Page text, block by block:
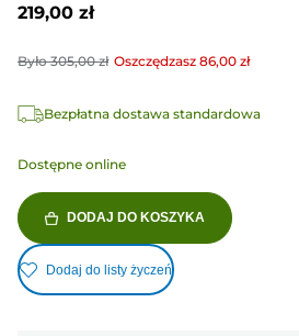
219,00 zł
Było305,00 zł Oszczędzasz 86,00 zł
Bezpłatna dostawa standardowa
Dostępne online
DODAJ DO KOSZYKA
Dodaj do listy życzeń